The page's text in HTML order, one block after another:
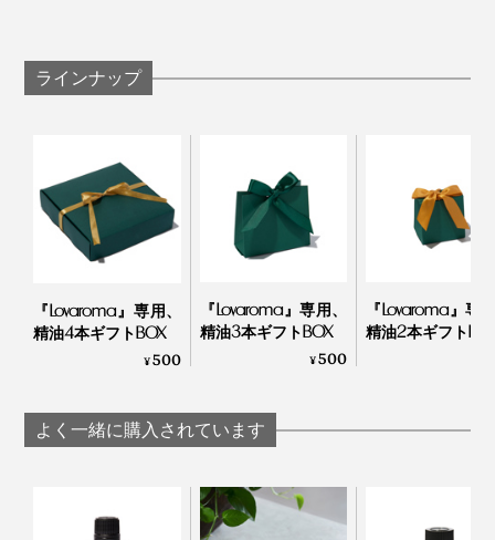
《お手入れ（本体）》
半年に１度を目安に、また、香りが弱くなったと感じた
使用済みのオイルボトルを取り出し、アルコール
（無水エタノールまたは無香料・添加物なしの消
毒用エタノール）をボトルに注ぐ。
本体に取り付け、約10分間作動させる ※換気され
た場所で洗浄をしてください。
《使用上の注意（ブレンド精油）》
や飲用は絶対におやめください。
原液は非常に濃度が高いため、直接触れないようご
目・口・鼻などの粘膜部位への接触は避けてくださ
ラインナップ
『Lovaroma』専用、
精油4本ギフトBOX
¥500
『Lovaroma』専用、
精油3本ギフトBOX
¥500
『Lovaroma』専
精油2本ギフト
よく一緒に購入されています